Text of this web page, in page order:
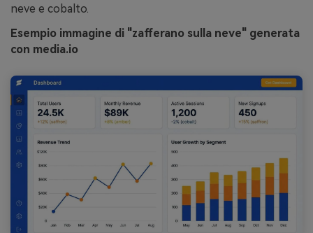
neve e cobalto.
Esempio immagine di "zafferano sulla neve" generata
con media.io